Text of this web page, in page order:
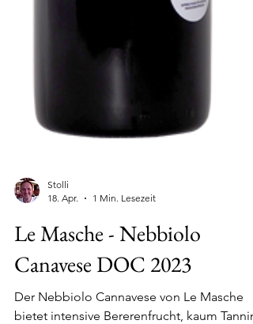
Stolli
18. Apr.
1 Min. Lesezeit
Le Masche - Nebbiolo